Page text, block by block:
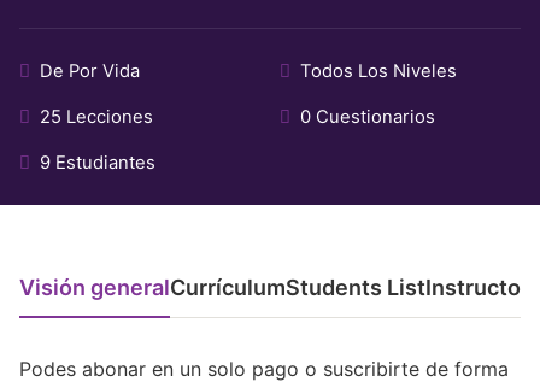
De Por Vida Todos Los Niveles
25 Lecciones 0 Cuestionarios
9 Estudiantes
Visión generalCurrículumStudents ListInstructor
Podes abonar en un solo pago o suscribirte de forma